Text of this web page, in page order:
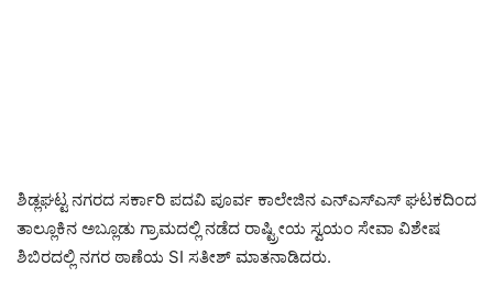
ಶಿಡ್ಲಘಟ್ಟ ನಗರದ ಸರ್ಕಾರಿ ಪದವಿ ಪೂರ್ವ ಕಾಲೇಜಿನ ಎನ್‌ಎಸ್‌ಎಸ್ ಘಟಕದಿಂದ
ತಾಲ್ಲೂಕಿನ ಅಬ್ಲೂಡು ಗ್ರಾಮದಲ್ಲಿ ನಡೆದ ರಾಷ್ಟ್ರೀಯ ಸ್ವಯಂ ಸೇವಾ ವಿಶೇಷ
ಶಿಬಿರದಲ್ಲಿ ನಗರ ಠಾಣೆಯ SI ಸತೀಶ್ ಮಾತನಾಡಿದರು.